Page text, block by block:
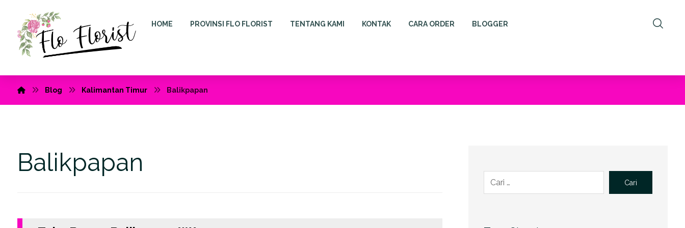
HOME PROVINSI FLO FLORIST TENTANG KAMI KONTAK CARA ORDER BLOGGER
Blog Kalimantan Timur Balikpapan
Balikpapan
Cari